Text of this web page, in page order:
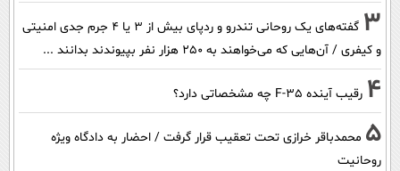
3
گفته‌های یک روحانی تندرو و ردپای بیش از ۳ یا ۴ جرم جدی امنیتی
و کیفری / آن‌هایی که می‌خواهند به ۲۵۰ هزار نفر بپیوندند بدانند ...
4 رقیب آینده F-35 چه مشخصاتی دارد؟
5 محمدباقر خرازی تحت تعقیب قرار گرفت / احضار به دادگاه ویژه
روحانیت